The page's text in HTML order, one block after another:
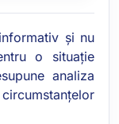
și nu
o situație
analiza